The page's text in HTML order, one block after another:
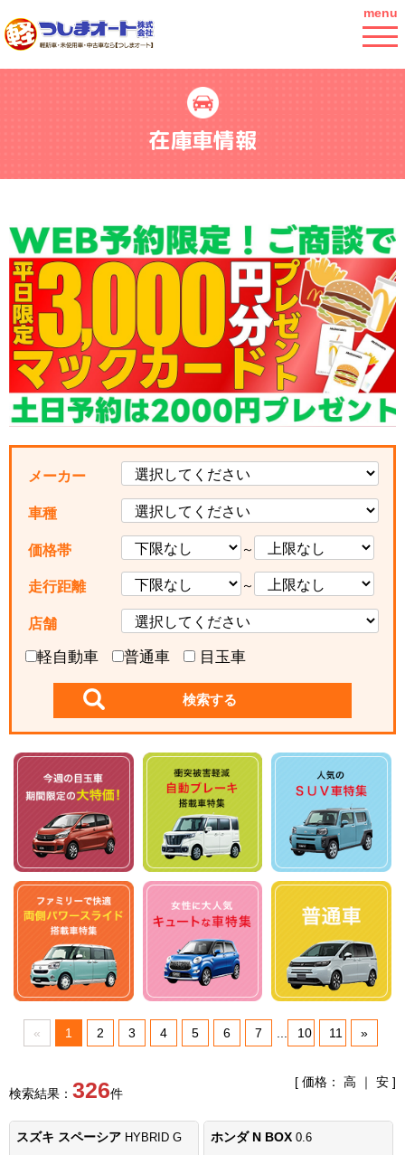
menu
在庫車情報
メーカー
車種
価格帯 ～
走行距離 ～
店舗
軽自動車 普通車 目玉車
« 1 2 3 4 5 6 7 10 11 »
検索結果： 326件
[ 価格： 高 ｜ 安 ]
スズキ スペーシア HYBRID G ホンダ N BOX0.6